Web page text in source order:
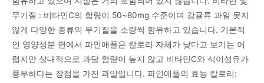
무기질 : 비타민C의 함량이 50~80mg 수준이며 감귤류 과일 못지
않게 다양한 종류의 무기질을 소량씩 함유하고 있습니다. 기본적
인 영양성분 면에서 파인애플은 칼로리 자체가 낮다고 보기는 어
렵지만 상대적으로 과당 함량이 높지 않고 비타민C와 식이섬유가
풍부하다는 장점을 가진 과일입니다. 파인애플의 효능 칼로리: